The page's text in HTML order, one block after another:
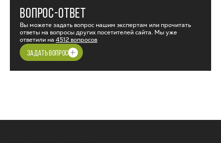
ВОПРОС-ОТВЕТ
Вы можете задать вопрос нашим экспертам или прочитать
ответы на вопросы других посетителей сайта. Мы уже
ответили на 4512 вопросов
ЗАДАТЬ ВОПРОС